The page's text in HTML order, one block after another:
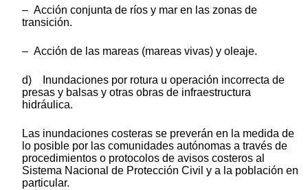
– Acción conjunta de ríos y mar en las zonas de
transición.
– Acción de las mareas (mareas vivas) y oleaje.
d) Inundaciones por rotura u operación incorrecta de
presas y balsas y otras obras de infraestructura
hidráulica.
Las inundaciones costeras se preverán en la medida de
lo posible por las comunidades autónomas a través de
procedimientos o protocolos de avisos costeros al
Sistema Nacional de Protección Civil y a la población en
particular.